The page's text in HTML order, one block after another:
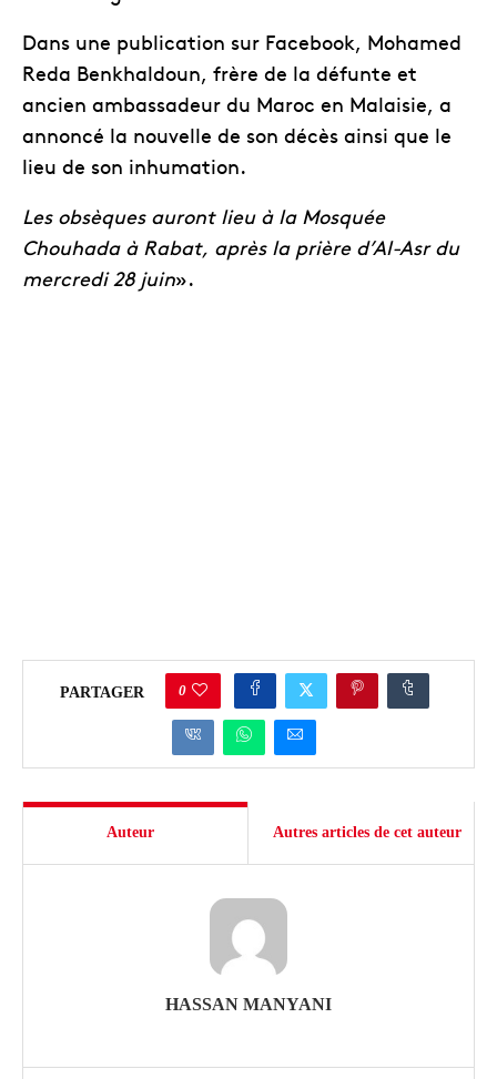
Dans une publication sur Facebook, Mohamed
Reda Benkhaldoun, frère de la défunte et
ancien ambassadeur du Maroc en Malaisie, a
annoncé la nouvelle de son décès ainsi que le
lieu de son inhumation.
Les obsèques auront lieu à la Mosquée
Chouhada à Rabat, après la prière d’Al-Asr du
mercredi 28 juin».
PARTAGER 0
Auteur Autres articles de cet auteur
HASSAN MANYANI